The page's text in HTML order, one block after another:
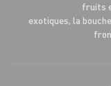
fruits
exotiques, la